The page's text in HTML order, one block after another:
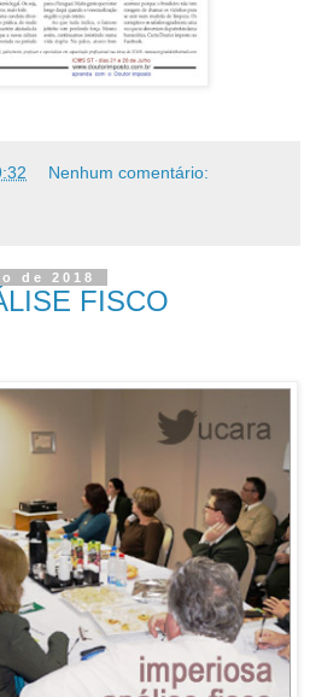
Nenhum comentário:
de 2018
FISCO